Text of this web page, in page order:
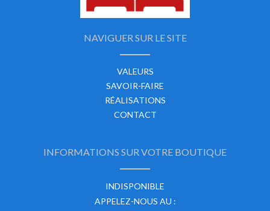
NAVIGUER SUR LE SITE
VALEURS
SAVOIR-FAIRE
RÉALISATIONS
CONTACT
INFORMATIONS SUR VOTRE BOUTIQUE
INDISPONIBLE
APPELEZ-NOUS AU :